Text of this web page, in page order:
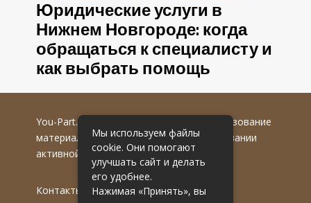
Юридические услуги в
Нижнем Новгороде: когда
обращаться к специалисту и
как выбрать помощь
You-Part.ru
© 2016-2022 гг. Любое использование
материалов допускается только при указании
активной гиперссылки на первоисточник.
Контакты
Мы используем файлы
cookie. Они помогают
улучшать сайт и делать
его удобнее.
Нажимая «Принять», вы